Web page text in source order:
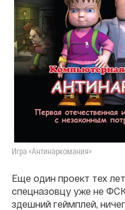
Игра «Антинаркомания»
Еще один проект тех
спецназовцу уже не
здешний геймплей,